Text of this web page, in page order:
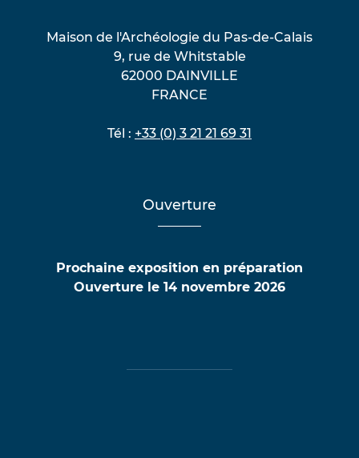
Maison de l'Archéologie du Pas-de-Calais
9, rue de Whitstable
62000 DAINVILLE
FRANCE
Tél : +33 (0) 3 21 21 69 31
Ouverture
Prochaine exposition en préparation
Ouverture le 14 novembre 2026